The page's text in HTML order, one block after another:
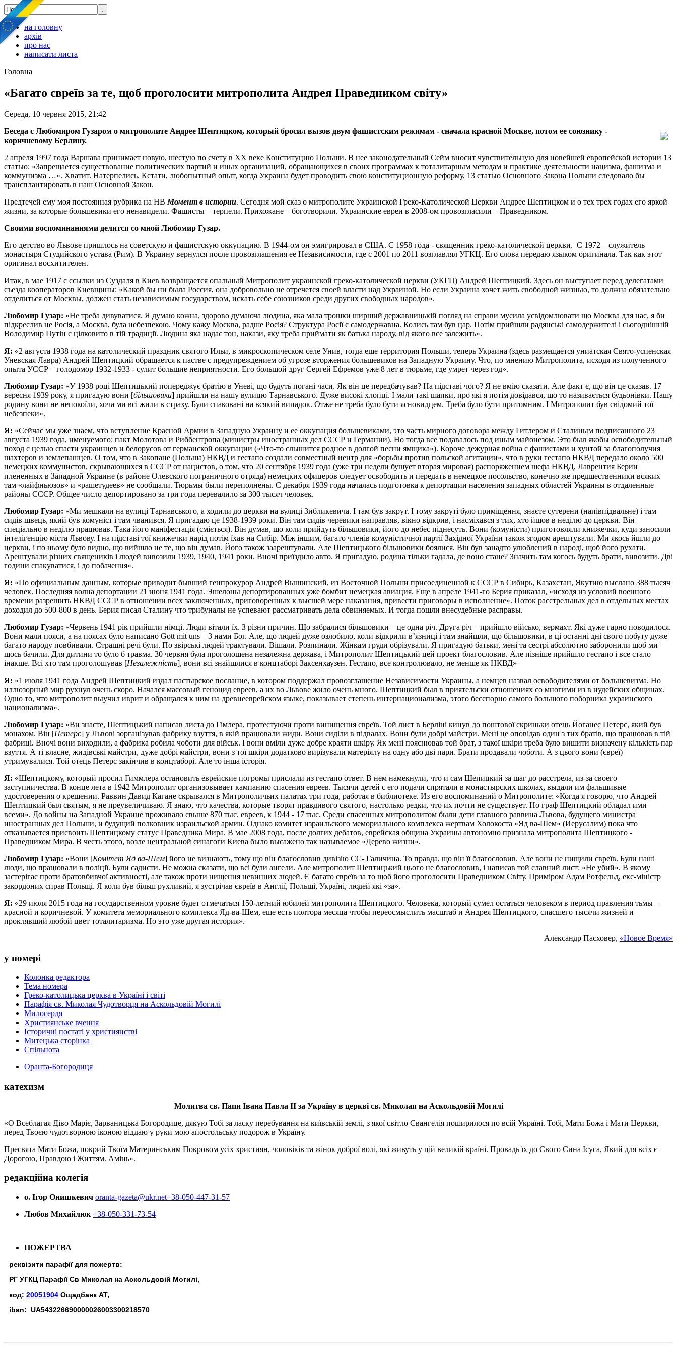
на головну
архів
про нас
написати листа
Головна
«Багато євреїв за те, щоб проголосити митрополита Андрея Праведником світу»
Середа, 10 червня 2015, 21:42
Беседа с Любомиром Гузаром о митрополите Андрее Шептицком, который бросил вызов двум фашистским режимам - сначала красной Москве, потом ее союзнику -
коричневому Берлину.
2 апреля 1997 года Варшава принимает новую, шестую по счету в ХХ веке Конституцию Польши. В нее законодательный Сейм вносит чувствительную для новейшей европейской истории 13
статью: «Запрещается существование политических партий и иных организаций, обращающихся в своих программах к тоталитарным методам и практике деятельности нацизма, фашизма и
коммунизма …». Хватит. Натерпелись. Кстати, любопытный опыт, когда Украина будет проводить свою конституционную реформу, 13 статью Основного Закона Польши следовало бы
трансплантировать в наш Основной Закон.
Предтечей ему моя постоянная рубрика на НВ Момент в истории. Сегодня мой сказ о митрополите Украинской Греко-Католической Церкви Андрее Шептицком и о тех трех годах его яркой
жизни, за которые большевики его ненавидели. Фашисты – терпели. Прихожане – боготворили. Украинские евреи в 2008-ом провозгласили – Праведником.
Своими воспоминаниями делится со мной Любомир Гузар.
Его детство во Львове пришлось на советскую и фашистскую оккупацию. В 1944-ом он эмигрировал в США. С 1958 года - священник греко-католической церкви. С 1972 – служитель
монастыря Студийского устава (Рим). В Украину вернулся после провозглашения ее Независимости, где с 2001 по 2011 возглавлял УГКЦ. Его слова передаю языком оригинала. Так как этот
оригинал восхитителен.
Итак, в мае 1917 с ссылки из Суздаля в Киев возвращается опальный Митрополит украинской греко-католической церкви (УКГЦ) Андрей Шептицкий. Здесь он выступает перед делегатами
съезда кооператоров Киевщины: «Какой бы ни была Россия, она добровольно не отречется своей власти над Украиной. Но если Украина хочет жить свободной жизнью, то должна обязательно
отделиться от Москвы, должен стать независимым государством, искать себе союзников среди других свободных народов».
Любомир Гузар: «Не треба дивуватися. Я думаю кожна, здорово думаюча людина, яка мала трошки ширший державницькій погляд на справи мусила усвідомлювати що Москва для нас, я би
підкреслив не Росія, а Москва, була небезпекою. Чому кажу Москва, радше Росія? Структура Росії є самодержавна. Колись там був цар. Потім прийшли радянські самодержителі і сьогоднішній
Володимир Путін є цілковито в тій традиції. Людина яка надає тон, накази, яку треба приймати як батька народу, від якого все залежить».
Я: «2 августа 1938 года на католический праздник святого Ильи, в микроскопическом селе Унив, тогда еще территория Польши, теперь Украина (здесь размещается униатская Свято-успенская
Уневская Лавра) Андрей Шептицкий обращается к пастве с предупреждением об угрозе вторжения большевиков на Западную Украину. Что, по мнению Митрополита, исходя из полученного
опыта УССР – голодомор 1932-1933 - сулит большие неприятности. Его большой друг Сергей Ефремов уже 8 лет в тюрьме, где умрет через год».
Любомир Гузар: «У 1938 році Шептицький попереджує братію в Уневі, що будуть погані часи. Як він це передбачував? На підставі чого? Я не вмію сказати. Але факт є, що він це сказав. 17
вересня 1939 року, я пригадую вони [більшовики] прийшли на нашу вулицю Тарнавського. Дуже високі хлопці. І мали такі шапки, про які я потім довідався, що то називається будьонівки. Нашу
родину вони не непокоїли, хоча ми всі жили в страху. Були спаковані на всякий випадок. Отже не треба було бути ясновидцем. Треба було бути притомним. І Митрополит був свідомий тої
небезпеки».
Я: «Сейчас мы уже знаем, что вступление Красной Армии в Западную Украину и ее оккупация большевиками, это часть мирного договора между Гитлером и Сталиным подписанного 23
августа 1939 года, именуемого: пакт Молотова и Риббентропа (министры иностранных дел СССР и Германии). Но тогда все подавалось под иным майонезом. Это был якобы освободительный
поход с целью спасти украинцев и белорусов от германской оккупации («Что-то слышится родное в долгой песни ямщика»). Короче дежурная война с фашистами и хунтой за благополучия
шахтеров и землепашцев. О том, что в Закопане (Польша) НКВД и гестапо создали совместный центр для «борьбы против польской агитации», что в руки гестапо НКВД передало около 500
немецких коммунистов, скрывающихся в СССР от нацистов, о том, что 20 сентября 1939 года (уже три недели бушует вторая мировая) распоряжением шефа НКВД, Лаврентия Берии
плененных в Западной Украине (в районе Олевского пограничного отряда) немецких офицеров следует освободить и передать в немецкое посольство, конечно же предшественники всяких
там «лайфньюзов» и «рашетудеев» не сообщали. Тюрьмы были переполнены. С декабря 1939 года началась подготовка к депортации населения западных областей Украины в отдаленные
районы СССР. Общее число депортировано за три года перевалило за 300 тысяч человек.
Любомир Гузар: «Ми мешкали на вулиці Тарнавського, а ходили до церкви на вулиці Зибликевича. І там був закрут. І тому закруті було приміщення, знаєте сутерени (напівпідвальне) і там
сидів швець, який був комуніст і там чванився. Я пригадаю це 1938-1939 роки. Він там сидів черевики направляв, вікно відкрив, і насміхався з тих, хто йшов в неділю до церкви. Він
спеціально в неділю працював. Така його маніфестація (сміється). Він думав, що коли прийдуть більшовики, його до небес піднесуть. Вони (комуністи) приготовляли книжечки, куди заносили
інтелігенцію міста Львову. І на підставі тої книжечки нарід потім їхав на Сибір. Між іншим, багато членів комуністичної партії Західної України також згодом арештували. Ми якось йшли до
церкви, і по ньому було видно, що вийшло не те, що він думав. Його також заарештували. Але Шептицького більшовики боялися. Він був занадто улюблений в народі, щоб його рухати.
Арештували різних священиків і людей вивозили 1939, 1940, 1941 роки. Вночі приїздило авто. Я пригадую, родина тільки гадала, де воно стане? Значить там когось будуть брати, вивозити. Дві
години спакуватися, і до побачення».
Я: «По официальным данным, которые приводит бывший генпрокурор Андрей Вышинский, из Восточной Польши присоединенной к СССР в Сибирь, Казахстан, Якутию выслано 388 тысяч
человек. Последняя волна депортации 21 июня 1941 года. Эшелоны депортированных уже бомбит немецкая авиация. Еще в апреле 1941-го Берия приказал, «исходя из условий военного
времени разрешить НКВД СССР в отношении всех заключенных, приговоренных к высшей мере наказания, привести приговоры в исполнение». Поток расстрельных дел в отдельных местах
доходил до 500-800 в день. Берия писал Сталину что трибуналы не успевают рассматривать дела обвиняемых. И тогда пошли внесудебные расправы.
Любомир Гузар: «Червень 1941 рік прийшли німці. Люди вітали їх. З різни причин. Що забралися більшовики – це одна річ. Друга річ – прийшло військо, вермахт. Які дуже гарно поводилося.
Вони мали пояси, а на поясах було написано Gott mit uns – З нами Бог. Але, що людей дуже озлобило, коли відкрили в’язниці і там знайшли, що більшовики, в ці останні дні свого побуту дуже
багато народу повбивали. Страшні речі були. По звірські людей трактували. Вішали. Розпинали. Жінкам груди обрізували. Я пригадую батьки, мені та сестрі абсолютно заборонили щоб ми
щось бачили. Для дитини то було б травма. 30 червня була проголошена незалежна держава, і Митрополит Шептицький цей проект благословив. Але пізніше прийшло гестапо і все стало
інакше. Всі хто там проголошував [Незалежність], вони всі знайшлися в концтаборі Заксенхаузен. Гестапо, все контролювало, не менше як НКВД»
Я: «1 июля 1941 года Андрей Шептицкий издал пастырское послание, в котором поддержал провозглашение Независимости Украины, а немцев назвал освободителями от большевизма. Но
иллюзорный мир рухнул очень скоро. Начался массовый геноцид евреев, а их во Львове жило очень много. Шептицкий был в приятельски отношениях со многими из в иудейских общинах.
Одно то, что митрополит выучил иврит и обращался к ним на древнееврейском языке, показывает степень интернационализма, этого бесспорно самого большого поборника украинского
национализма».
Любомир Гузар: «Ви знаєте, Шептицький написав листа до Гімлера, протестуючи проти винищення євреїв. Той лист в Берліні кинув до поштової скриньки отець Йоганес Петерс, який був
монахом. Він [Петерс] у Львові зорганізував фабрику взуття, в якій працювали жиди. Вони сиділи в підвалах. Вони були добрі майстри. Мені це оповідав один з тих братів, що працював в тій
фабриці. Вночі вони виходили, а фабрика робила чоботи для військ. І вони вміли дуже добре краяти шкіру. Як мені пояснював той брат, з такої шкіри треба було вишити визначену кількість пар
взуття. А ті власне, жидівські майстри, дуже добрі майстри, вони з тої шкіри додатково вирізували матеріялу на одну або дві пари. Брати продавали чоботи. А з цього вони (євреї)
утримувалися. Той отець Петерс закінчив в концтаборі. Але то інша історія.
Я: «Шептицкому, который просил Гиммлера остановить еврейские погромы прислали из гестапо ответ. В нем намекнули, что и сам Шепицкий за шаг до расстрела, из-за своего
заступничества. В конце лета в 1942 Митрополит организовывает кампанию спасения евреев. Тысячи детей с его подачи спрятали в монастырских школах, выдали им фальшивые
удостоверения о крещении. Раввин Давид Кагане скрывался в Митрополичьих палатах три года, работая в библиотеке. Из его воспоминаний о Митрополите: «Когда я говорю, что Андрей
Шептицкий был святым, я не преувеличиваю. Я знаю, что качества, которые творят правдивого святого, настолько редки, что их почти не существует. Но граф Шептицкий обладал ими
всеми». До войны на Западной Украине проживало свыше 870 тыс. евреев, к 1944 - 17 тыс. Среди спасенных митрополитом были дети главного раввина Львова, будущего министра
иностранных дел Польши, и будущий полковник израильской армии. Однако комитет израильского мемориального комплекса жертвам Холокоста «Яд ва-Шем» (Иерусалим) пока что
отказывается присвоить Шептицкому статус Праведника Мира. В мае 2008 года, после долгих дебатов, еврейская община Украины автономно признала митрополита Шептицкого -
Праведником Мира. В честь этого, возле центральной синагоги Киева было высажено так называемое «Дерево жизни».
Любомир Гузар: «Вони [Комітет Яд ва-Шем] його не визнають, тому що він благословив дивізію СС- Галичина. То правда, що він її благословив. Але вони не нищили євреїв. Були наші
люди, що працювали в поліції. Були садисти. Не можна сказати, що всі були ангели. Але митрополит Шептицький цього не благословив, і написав той славний лист: «Не убий». В якому
застерігає проти братовбивчої активності, але також проти нищення невинних людей. Є багато євреїв за то щоб його проголосити Праведником Світу. Приміром Адам Ротфельд, екс-міністр
закордоних справ Польщі. Я коли був більш рухливий, я зустрічав євреїв в Англії, Польщі, Україні, людей які «за».
Я: «29 июля 2015 года на государственном уровне будет отмечаться 150-летний юбилей митрополита Шептицкого. Человека, который сумел остаться человеком в период правления тьмы –
красной и коричневой. У комитета мемориального комплекса Яд-ва-Шем, еще есть полтора месяца чтобы переосмыслить масштаб и Андрея Шептицкого, спасшего тысячи жизней и
проклявший любой цвет тоталитаризма. Но это уже другая история».
Александр Пасховер, «Новое Время»
у номері
Колонка редактора
Тема номера
Греко-католицька церква в Україні і світі
Парафія св. Миколая Чудотворця на Аскольдовій Могилі
Милосердя
Християнське вчення
Історичні постаті у християнстві
Митецька сторінка
Спільнота
Оранта-Богородиця
катехизм
Молитва св. Папи Івана Павла ІІ за Україну в церкві св. Миколая на Аскольдовій Могилі
«О Всеблагая Діво Маріє, Зарваницька Богородице, дякую Тобі за ласку перебування на київській землі, з якої світло Євангелія поширилося по всій Україні. Тобі, Мати Божа і Мати Церкви,
перед Твоєю чудотворною іконою віддаю у руки мою апостольську подорож в Україну.
Пресвята Мати Божа, покрий Твоїм Материнським Покровом усіх християн, чоловіків та жінок доброї волі, які живуть у цій великій країні. Провадь їх до Свого Сина Ісуса, Який для всіх є
Дорогою, Правдою і Життям. Амінь».
редакційна колегія
о. Ігор Онишкевич oranta-gazeta@ukr.net+38-050-447-31-57
Любов Михайлюк +38-050-331-73-54
ПОЖЕРТВА
реквізити парафії для пожертв:
РГ УГКЦ Парафії Св Миколая на Аскольдовій Могилі,
код: 20051904 Ощадбанк АТ,
iban: UA543226690000026003300218570